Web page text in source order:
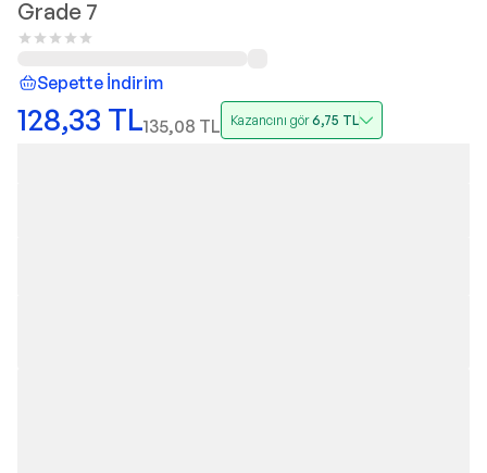
Grade 7
Sepette İndirim
128,33 TL135,08 TL Kazancını gör6,75 TL